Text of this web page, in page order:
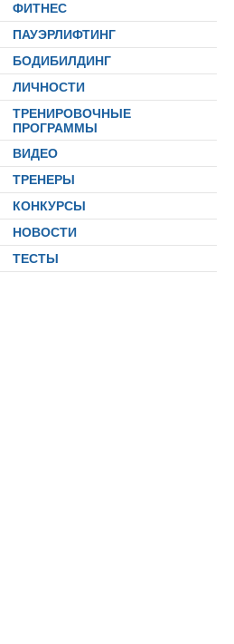
ФИТНЕС
ПАУЭРЛИФТИНГ
БОДИБИЛДИНГ
ЛИЧНОСТИ
ТРЕНИРОВОЧНЫЕ
ПРОГРАММЫ
ВИДЕО
ТРЕНЕРЫ
КОНКУРСЫ
НОВОСТИ
ТЕСТЫ